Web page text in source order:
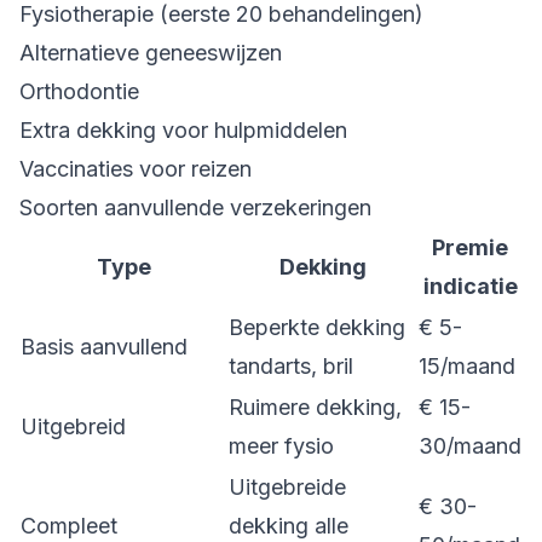
Fysiotherapie (eerste 20 behandelingen)
Alternatieve geneeswijzen
Orthodontie
Extra dekking voor hulpmiddelen
Vaccinaties voor reizen
Soorten aanvullende verzekeringen
Type Dekking
Premie
indicatie
Basis aanvullend
Beperkte dekking
tandarts, bril
€ 5-
15/maand
Uitgebreid
Ruimere dekking,
meer fysio
€ 15-
30/maand
Compleet
Uitgebreide
dekking alle
€ 30-